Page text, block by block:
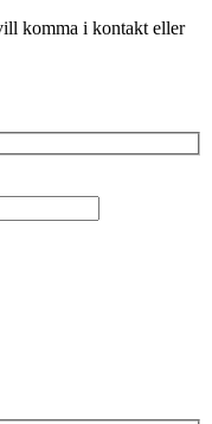
komma i kontakt eller